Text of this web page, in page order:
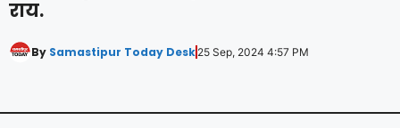
राय.
By Samastipur Today Desk 25 Sep, 2024 4:57 PM